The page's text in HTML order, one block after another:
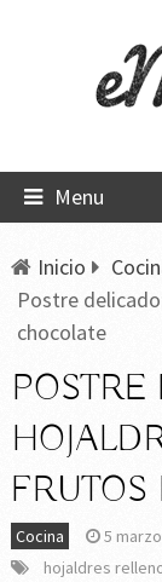
Menu
Inicio
Postre
chocolate
FRUTOS
Cocina 5
hojaldres